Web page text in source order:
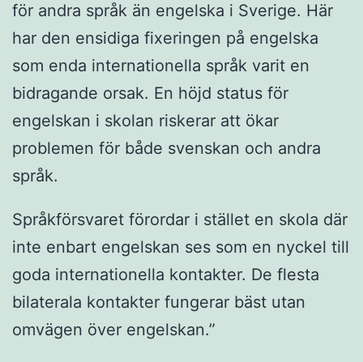
för andra språk än engelska i Sverige. Här
har den ensidiga fixeringen på engelska
som enda internationella språk varit en
bidragande orsak. En höjd status för
engelskan i skolan riskerar att ökar
problemen för både svenskan och andra
språk.
Språkförsvaret förordar i stället en skola där
inte enbart engelskan ses som en nyckel till
goda internationella kontakter. De flesta
bilaterala kontakter fungerar bäst utan
omvägen över engelskan.”